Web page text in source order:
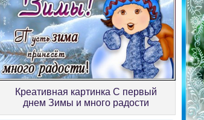
Креативная картинка С первый
днем Зимы и много радости